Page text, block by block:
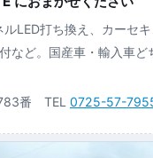
LED打ち換え、カーセ
など。国産車・輸入車
番 TEL 0725-57-